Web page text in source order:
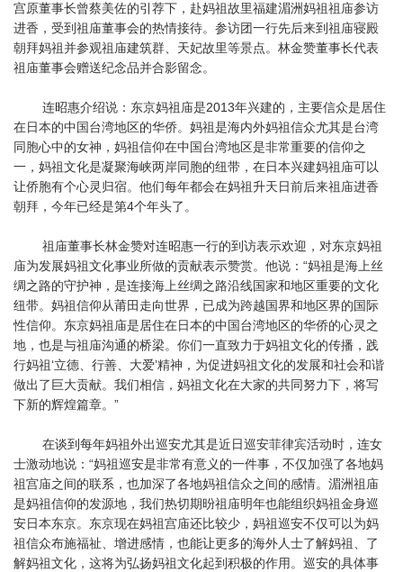
宫原董事长曾蔡美佐的引荐下，赴妈祖故里福建湄洲妈祖祖庙参访
进香，受到祖庙董事会的热情接待。参访团一行先后来到祖庙寝殿
朝拜妈祖并参观祖庙建筑群、天妃故里等景点。林金赞董事长代表
祖庙董事会赠送纪念品并合影留念。
连昭惠介绍说：东京妈祖庙是2013年兴建的，主要信众是居住
在日本的中国台湾地区的华侨。妈祖是海内外妈祖信众尤其是台湾
同胞心中的女神，妈祖信仰在中国台湾地区是非常重要的信仰之
一，妈祖文化是凝聚海峡两岸同胞的纽带，在日本兴建妈祖庙可以
让侨胞有个心灵归宿。他们每年都会在妈祖升天日前后来祖庙进香
朝拜，今年已经是第4个年头了。
祖庙董事长林金赞对连昭惠一行的到访表示欢迎，对东京妈祖
庙为发展妈祖文化事业所做的贡献表示赞赏。他说：“妈祖是海上丝
绸之路的守护神，是连接海上丝绸之路沿线国家和地区重要的文化
纽带。妈祖信仰从莆田走向世界，已成为跨越国界和地区界的国际
性信仰。东京妈祖庙是居住在日本的中国台湾地区的华侨的心灵之
地，也是与祖庙沟通的桥梁。你们一直致力于妈祖文化的传播，践
行妈祖‘立德、行善、大爱’精神，为促进妈祖文化的发展和社会和谐
做出了巨大贡献。我们相信，妈祖文化在大家的共同努力下，将写
下新的辉煌篇章。”
在谈到每年妈祖外出巡安尤其是近日巡安菲律宾活动时，连女
士激动地说：“妈祖巡安是非常有意义的一件事，不仅加强了各地妈
祖宫庙之间的联系，也加深了各地妈祖信众之间的感情。湄洲祖庙
是妈祖信仰的发源地，我们热切期昐祖庙明年也能组织妈祖金身巡
安日本东京。东京现在妈祖宫庙还比较少，妈祖巡安不仅可以为妈
祖信众布施福祉、增进感情，也能让更多的海外人士了解妈祖、了
解妈祖文化，这将为弘扬妈祖文化起到积极的作用。巡安的具体事